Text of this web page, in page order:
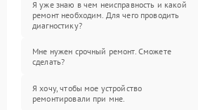
Я уже знаю в чем неисправность и какой
ремонт необходим. Для чего проводить
диагностику?
Мне нужен срочный ремонт. Сможете
сделать?
Я хочу, чтобы мое устройство
ремонтировали при мне.